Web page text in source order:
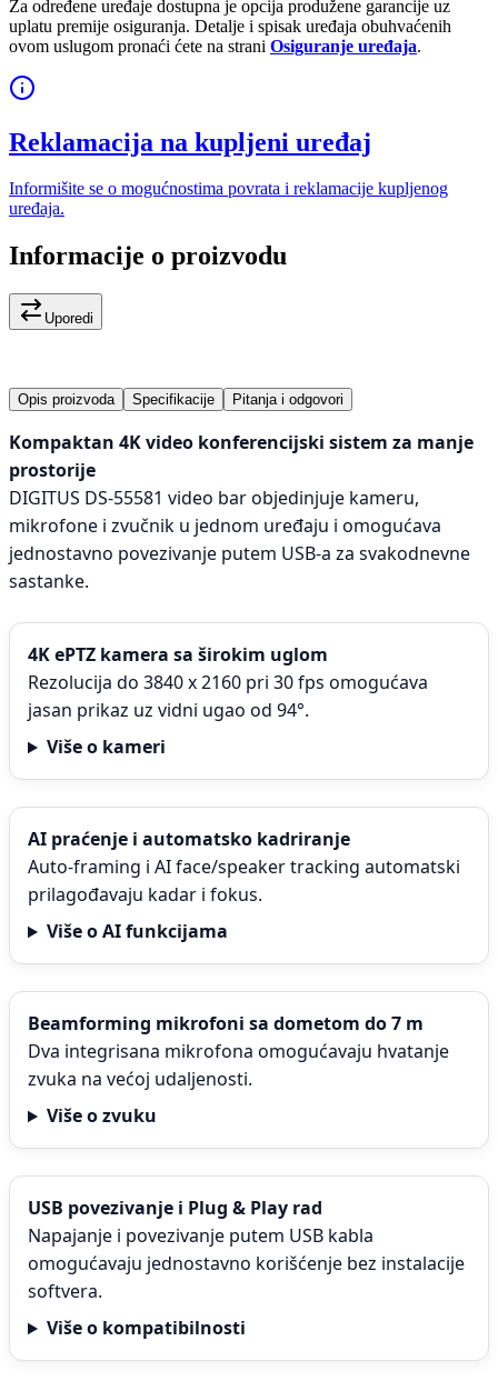
Za određene uređaje dostupna je opcija produžene garancije uz
uplatu premije osiguranja. Detalje i spisak uređaja obuhvaćenih
ovom uslugom pronaći ćete na strani Osiguranje uređaja.
Reklamacija na kupljeni uređaj
Informišite se o mogućnostima povrata i reklamacije kupljenog
uređaja.
Informacije o proizvodu
Uporedi
Opis proizvoda Specifikacije Pitanja i odgovori
Kompaktan 4K video konferencijski sistem za manje
prostorije
DIGITUS DS-55581 video bar objedinjuje kameru,
mikrofone i zvučnik u jednom uređaju i omogućava
jednostavno povezivanje putem USB-a za svakodnevne
sastanke.
4K ePTZ kamera sa širokim uglom
Rezolucija do 3840 x 2160 pri 30 fps omogućava
jasan prikaz uz vidni ugao od 94°.
Više o kameri
AI praćenje i automatsko kadriranje
Auto-framing i AI face/speaker tracking automatski
prilagođavaju kadar i fokus.
Više o AI funkcijama
Beamforming mikrofoni sa dometom do 7 m
Dva integrisana mikrofona omogućavaju hvatanje
zvuka na većoj udaljenosti.
Više o zvuku
USB povezivanje i Plug & Play rad
Napajanje i povezivanje putem USB kabla
omogućavaju jednostavno korišćenje bez instalacije
softvera.
Više o kompatibilnosti